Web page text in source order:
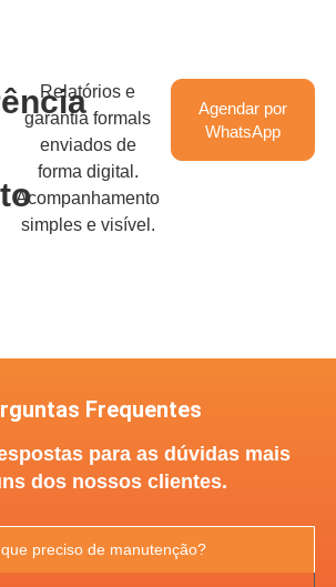
Relatórios e
garantia formals
enviados de
forma digital.
Acompanhamento
simples e visível.
Agendar por
WhatsApp
Frequentes
para as dúvidas mais
dos nossos clientes.
preciso de manutenção?